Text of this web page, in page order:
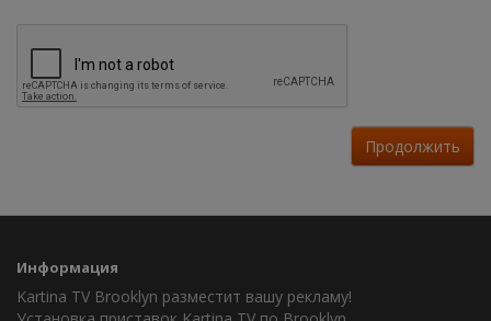
Продолжить
Информация
Kartina TV Brooklyn разместит вашу рекламу!